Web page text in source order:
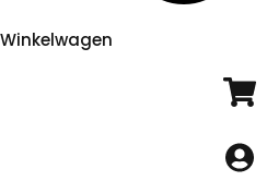
Winkelwagen